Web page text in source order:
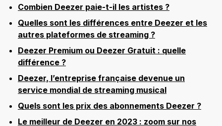
Combien Deezer paie-t-il les artistes ?
Quelles sont les différences entre Deezer et les
autres plateformes de streaming ?
Deezer Premium ou Deezer Gratuit : quelle
différence ?
Deezer, l’entreprise française devenue un
service mondial de streaming musical
Quels sont les prix des abonnements Deezer ?
Le meilleur de Deezer en 2023 : zoom sur nos